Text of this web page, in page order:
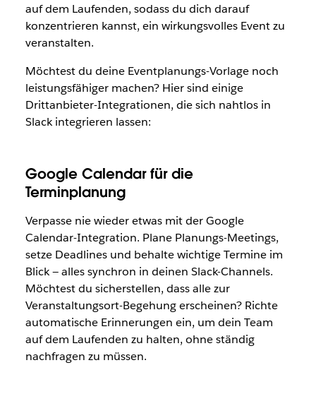
auf dem Laufenden, sodass du dich darauf
konzentrieren kannst, ein wirkungsvolles Event zu
veranstalten.
Möchtest du deine Eventplanungs-Vorlage noch
leistungsfähiger machen? Hier sind einige
Drittanbieter-Integrationen, die sich nahtlos in
Slack integrieren lassen:
Google Calendar für die
Terminplanung
Verpasse nie wieder etwas mit der Google
Calendar-Integration. Plane Planungs-Meetings,
setze Deadlines und behalte wichtige Termine im
Blick — alles synchron in deinen Slack-Channels.
Möchtest du sicherstellen, dass alle zur
Veranstaltungsort-Begehung erscheinen? Richte
automatische Erinnerungen ein, um dein Team
auf dem Laufenden zu halten, ohne ständig
nachfragen zu müssen.